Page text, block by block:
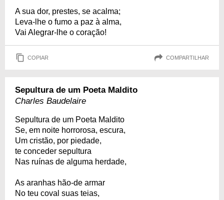
A sua dor, prestes, se acalma;
Leva-lhe o fumo a paz à alma,
Vai Alegrar-lhe o coração!
COPIAR COMPARTILHAR
Sepultura de um Poeta Maldito
Charles Baudelaire
Sepultura de um Poeta Maldito
Se, em noite horrorosa, escura,
Um cristão, por piedade,
te conceder sepultura
Nas ruínas de alguma herdade,
As aranhas hão-de armar
No teu coval suas teias,